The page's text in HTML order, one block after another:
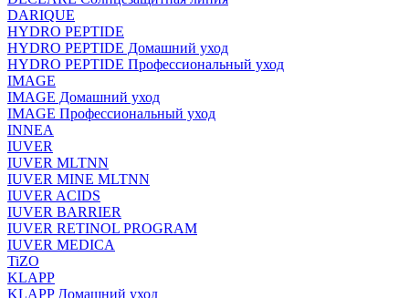
DARIQUE
HYDRO PEPTIDE
HYDRO PEPTIDE Домашний уход
HYDRO PEPTIDE Профессиональный уход
IMAGE
IMAGE Домашний уход
IMAGE Профессиональный уход
INNEA
IUVER
IUVER MLTNN
IUVER MINE MLTNN
IUVER ACIDS
IUVER BARRIER
IUVER RETINOL PROGRAM
IUVER MEDICA
TiZO
KLAPP
KLAPP Домашний уход